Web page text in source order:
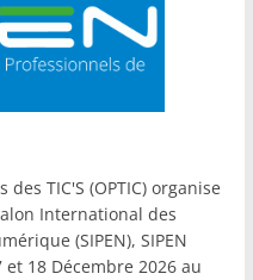
TIC'S (OPTIC) organise
International des
(SIPEN), SIPEN
et 18 Décembre 2026 au